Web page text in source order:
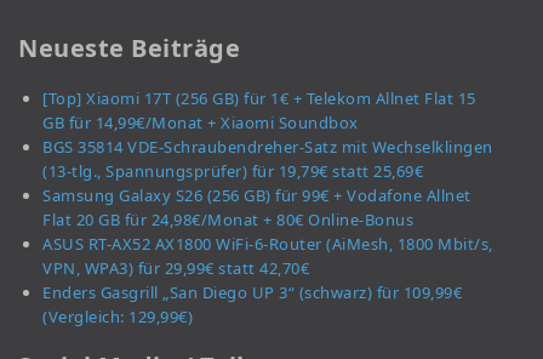
Neueste Beiträge
[Top] Xiaomi 17T (256 GB) für 1€ + Telekom Allnet Flat 15
GB für 14,99€/Monat + Xiaomi Soundbox
BGS 35814 VDE-Schraubendreher-Satz mit Wechselklingen
(13-tlg., Spannungsprüfer) für 19,79€ statt 25,69€
Samsung Galaxy S26 (256 GB) für 99€ + Vodafone Allnet
Flat 20 GB für 24,98€/Monat + 80€ Online-Bonus
ASUS RT-AX52 AX1800 WiFi-6-Router (AiMesh, 1800 Mbit/s,
VPN, WPA3) für 29,99€ statt 42,70€
Enders Gasgrill „San Diego UP 3“ (schwarz) für 109,99€
(Vergleich: 129,99€)